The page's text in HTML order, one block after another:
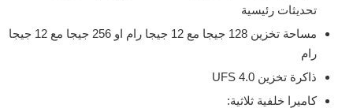
تحديثات رئيسية
مساحة تخزين 128 جيجا مع 12 جيجا رام او 256 جيجا مع 12 جيجا
رام
ذاكرة تخزين UFS 4.0
كاميرا خلفية ثلاثية: